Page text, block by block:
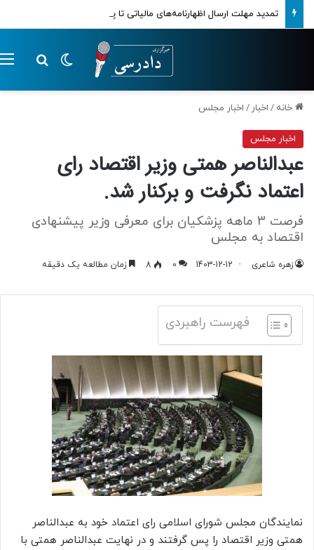
تمدید مهلت ارسال اظهارنامه‌های مالیاتی تا پایان تابستان 1405
تغییر پوسته
خانه / اخبار / اخبار مجلس
اخبار مجلس
عبدالناصر همتی وزیر اقتصاد رای
اعتماد نگرفت و برکنار شد.
فرصت 3 ماهه پزشکیان برای معرفی وزیر پیشنهادی
اقتصاد به مجلس
زهره شاعری 1403-12-12
0
8 زمان مطالعه یک دقیقه
فهرست راهبردی
نمایندگان مجلس شورای اسلامی رای اعتماد خود به عبدالناصر
همتی وزیر اقتصاد را پس گرفتند و در نهایت عبدالناصر همتی با